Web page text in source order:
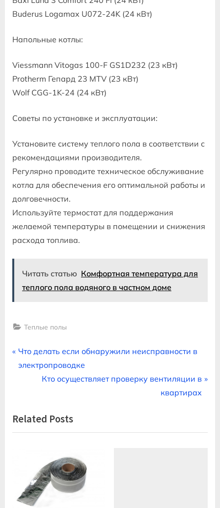
Buderus Logamax U072-24K (24 кВт)
Напольные котлы:
Viessmann Vitogas 100-F GS1D232 (23 кВт)
Protherm Гепард 23 MTV (23 кВт)
Wolf CGG-1K-24 (24 кВт)
Советы по установке и эксплуатации:
Установите систему теплого пола в соответствии с
рекомендациями производителя.
Регулярно проводите техническое обслуживание
котла для обеспечения его оптимальной работы и
долговечности.
Используйте термостат для поддержания
желаемой температуры в помещении и снижения
расхода топлива.
Читать статью Комфортная температура для
теплого пола водяного в частном доме
Теплые полы
Навигация
P
r
o
u
t
Что делать если обнаружили неисправности в
электропроводке
N
t
P
t
:
Кто осуществляет проверку вентиляции в
квартирах
Related Posts